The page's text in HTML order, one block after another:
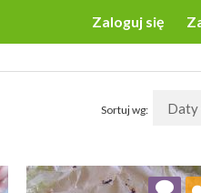
Zaloguj się
Sortuj wg: Daty
Dodaj do